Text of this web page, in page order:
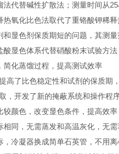
法代替碱性扩散法；测量时间从
热氧化比色法取代了重铬酸钾稀
和显色剂保质期短的问题，其测
酸显色体系代替硝酸粉末试验方
简化蒸馏过程，提高测试效率
高了比色稳定性和试剂的保质期
，开发了新的掩蔽系统和操作程
较颜色，改变显色条件，提高效率
相同，无需蒸发和高温灰化，无
，冷凝器换成简单石英管，不用